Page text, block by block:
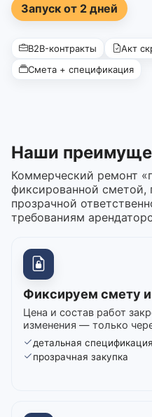
Запуск от 2 дней
B2B-контракты
Акт
Смета + спецификация
Наши
Коммерческий ремонт
фиксированной
прозрачной
требованиям
Фиксируем смету
Цена и состав работ
изменения — только
детальная спецификация
прозрачная закупка